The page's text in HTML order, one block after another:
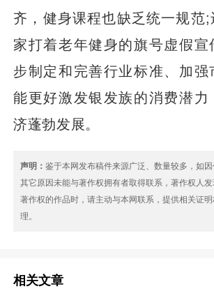
齐，健身课程也缺乏统一规范
家打着老年健身的旗号虚假宣
步制定和完善行业标准、加强
能更好激发银发族的消费潜力
济蓬勃发展。
声明：鉴于本网发布稿件来源广泛、数量较多，如
其它原因未能与著作权拥有者取得联系，著作权人
著作权的作品时，请主动与本网联系，提供相关证
理。
相关文章